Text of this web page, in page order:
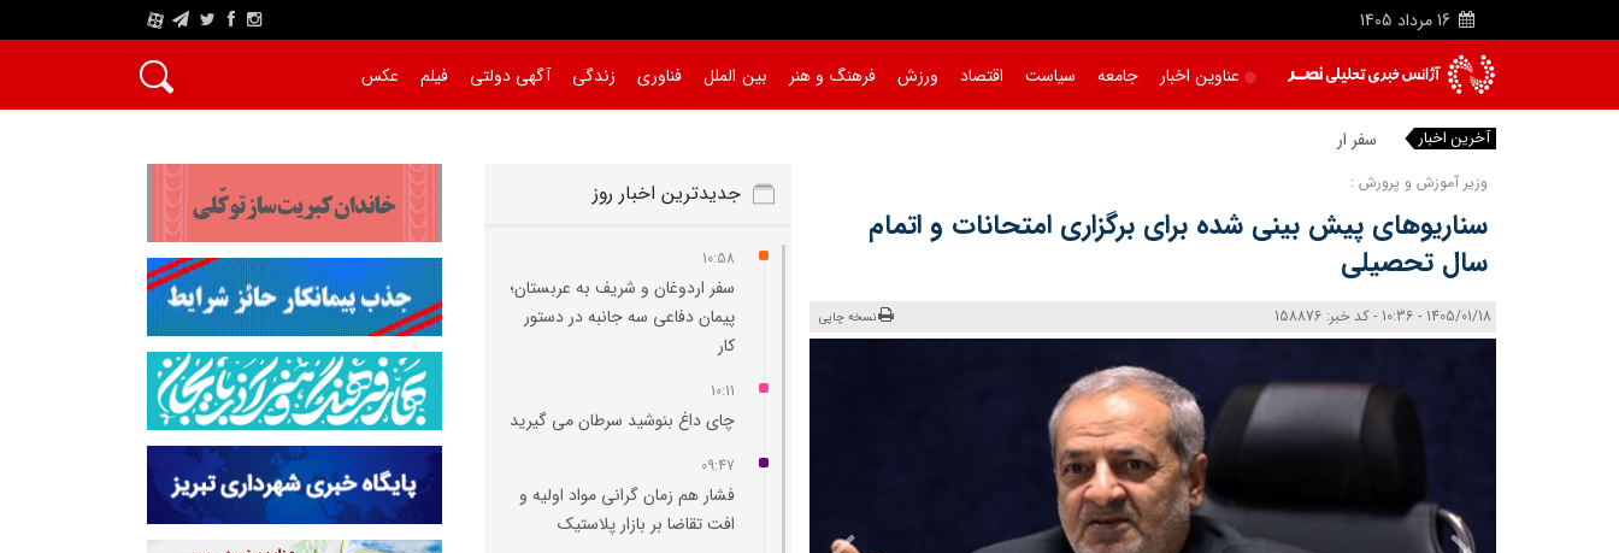
16 مرداد 1405
A
عناوین اخبار جامعه سیاست اقتصاد ورزش فرهنگ و هنر بین الملل فناوری زندگی آگهی دولتی فیلم عکس
آخرین اخبار سفر اردوغان و
وزیر آموزش و پرورش :
سناریوهای پیش بینی شده برای برگزاری امتحانات و اتمام
سال تحصیلی
1405/01/18 - 10:36 - کد خبر: 158876 نسخه چاپی
جدیدترین اخبار روز
10:58
سفر اردوغان و شریف به عربستان؛
پیمان دفاعی سه جانبه در دستور
کار
10:11
چای داغ بنوشید سرطان می‌ گیرید
09:47
فشار هم‌ زمان گرانی مواد اولیه و
افت تقاضا بر بازار پلاستیک